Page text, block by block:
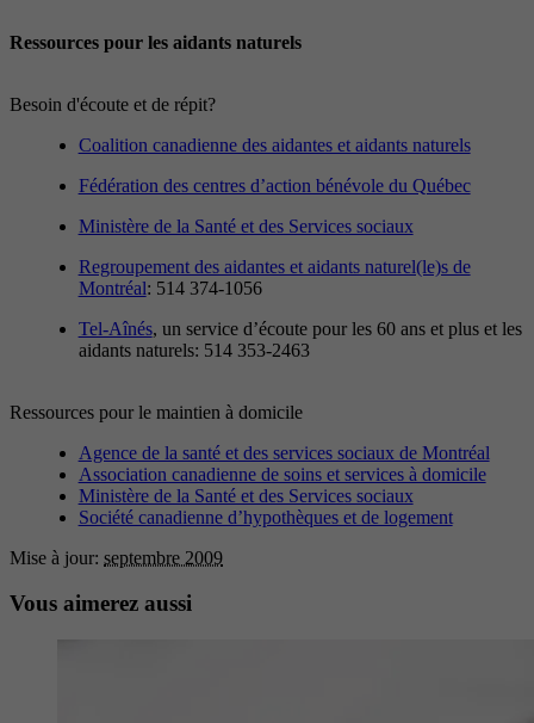
Ressources pour les aidants naturels
Besoin d'écoute et de répit?
Coalition canadienne des aidantes et aidants naturels
Fédération des centres d’action bénévole du Québec
Ministère de la Santé et des Services sociaux
Regroupement des aidantes et aidants naturel(le)s de
Montréal: 514 374-1056
Tel-Aînés, un service d’écoute pour les 60 ans et plus et les
aidants naturels: 514 353-2463
Ressources pour le maintien à domicile
Agence de la santé et des services sociaux de Montréal
Association canadienne de soins et services à domicile
Ministère de la Santé et des Services sociaux
Société canadienne d’hypothèques et de logement
Mise à jour: septembre 2009
Vous aimerez aussi